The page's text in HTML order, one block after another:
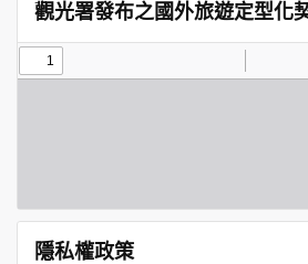
觀光署發布之國外旅遊定型化
隱私權政策